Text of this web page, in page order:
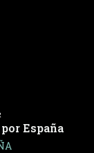
España